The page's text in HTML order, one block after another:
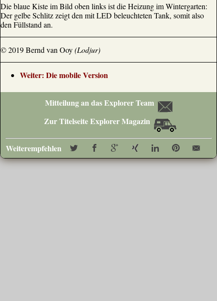
Die blaue Kiste im Bild oben links ist die Heizung im Wintergarten:
Der gelbe Schlitz zeigt den mit LED beleuchteten Tank, somit also
den Füllstand an.
© 2019 Bernd van Ooy(Lodjur)
Weiter: Die mobile Version
Mitteilung an das Explorer Team
Zur Titelseite Explorer Magazin
Weiterempfehlen